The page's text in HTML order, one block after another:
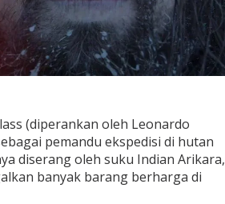
(diperankan oleh Leonardo
pemandu ekspedisi di hutan
diserang oleh suku Indian Arikara,
banyak barang berharga di